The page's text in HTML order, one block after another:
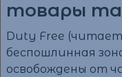
товары
Duty Free
беспошлинная
освобождены от